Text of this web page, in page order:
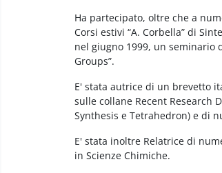
Ha partecipato, oltre che a
Corsi estivi “A. Corbella” di
nel giugno 1999, un seminario
Groups”.
E' stata autrice di un brevetto
sulle collane Recent Research
Synthesis e Tetrahedron) e di
E' stata inoltre Relatrice di
in Scienze Chimiche.